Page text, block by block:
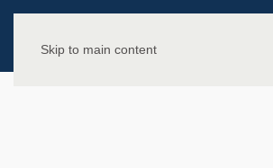
Skip to main content